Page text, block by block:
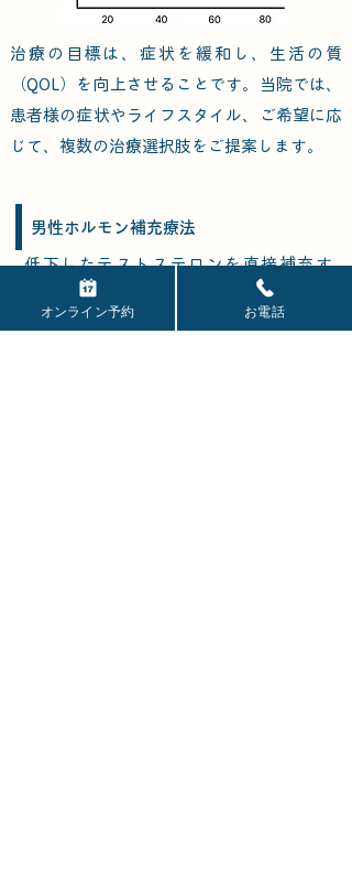
治療の目標は、症状を緩和し、生活の質
（QOL）を向上させることです。当院では、
患者様の症状やライフスタイル、ご希望に応
じて、複数の治療選択肢をご提案します。
男性ホルモン補充療法
低下したテストステロンを直接補充す
る、男性更年期障害の中心的な治療で
オンライン予約 お電話